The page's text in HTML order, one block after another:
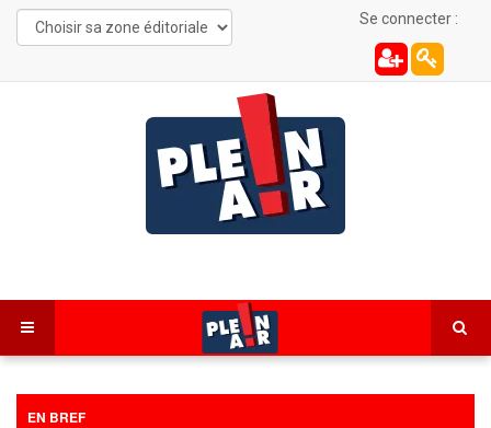
Se connecter :
EN BREF